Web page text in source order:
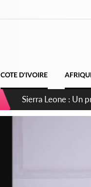
COTE D'IVOIRE
Sierra Leone : Un
d'avance